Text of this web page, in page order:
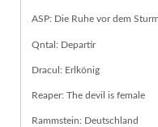
ASP: Die Ruhe vor dem Sturm
Qntal: Departir
Dracul: Erlkönig
Reaper: The devil is female
Rammstein: Deutschland